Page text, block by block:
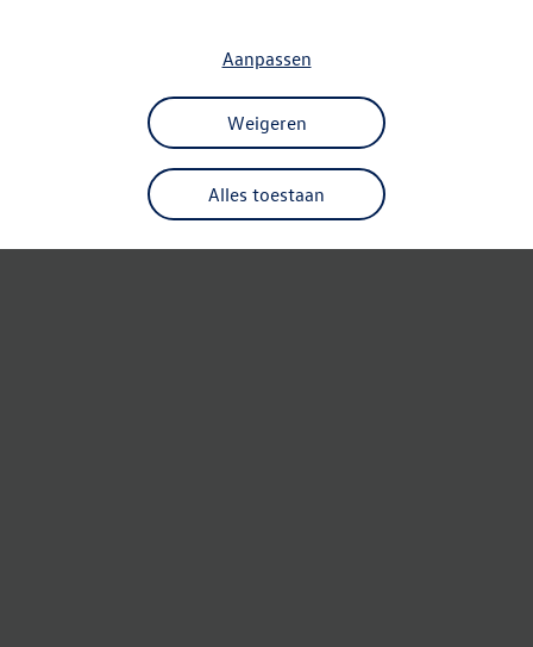
Alles toestaan
Weigeren
Aanpassen
Something went wrong. Please try
refreshing the app
Refresh